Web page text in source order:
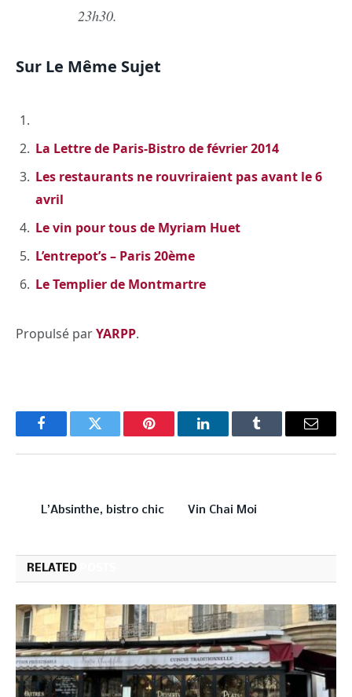
23h30.
Sur Le Même Sujet
La Lettre de Paris-Bistro de février 2014
Les restaurants ne rouvriraient pas avant le 6
avril
Le vin pour tous de Myriam Huet
L’entrepot’s – Paris 20ème
Le Templier de Montmartre
Propulsé parYARPP.
FacebookTwitter Pinterest LinkedInTumblr Email
L’Absinthe, bistro chic
Vin Chai Moi
RELATED